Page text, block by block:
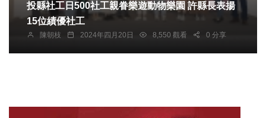
投縣社工日500社工親眷樂遊動物樂園 許縣長表揚
15位績優社工
陳朝枝 2024年四月20日 8,550 觀看 0 分享